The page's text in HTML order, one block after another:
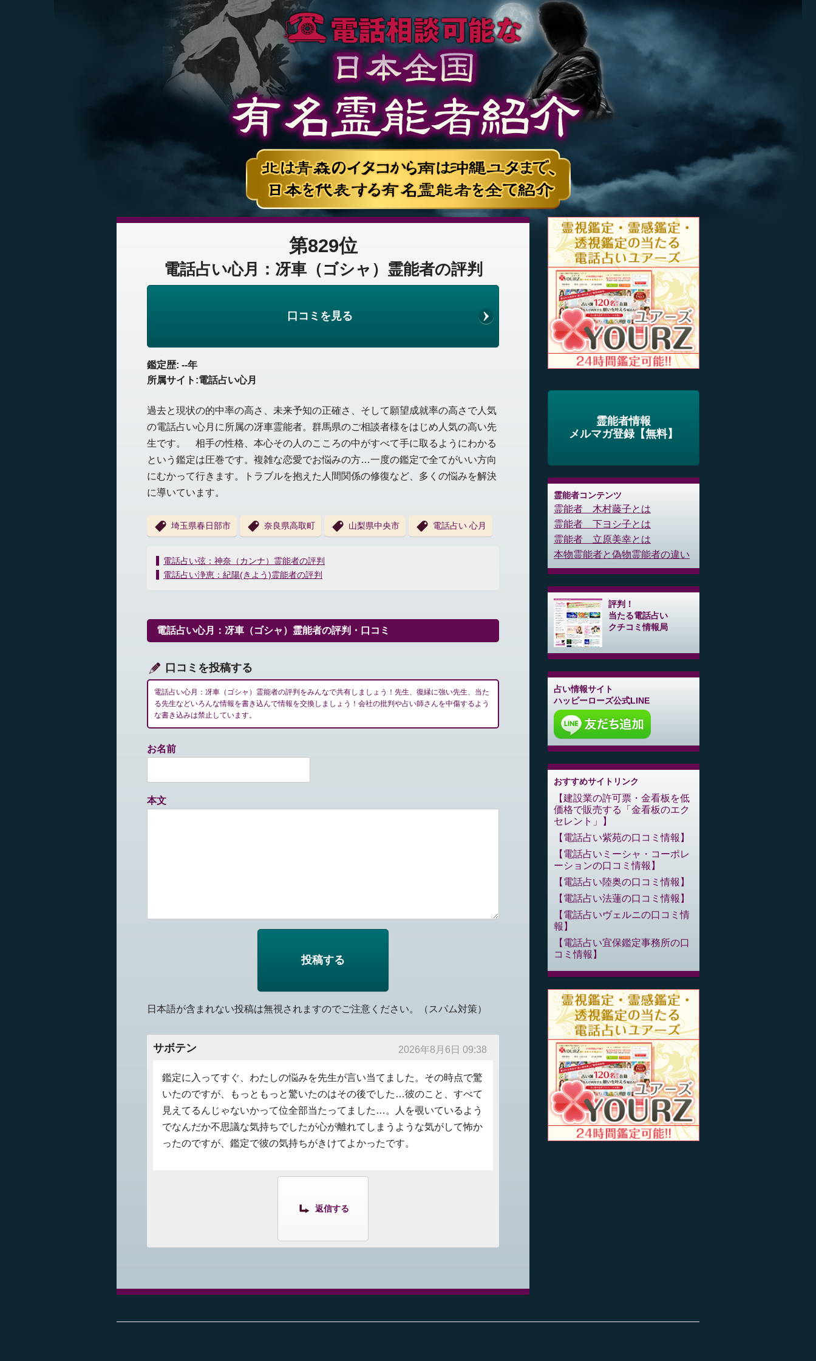
第829位
電話占い心月：冴車（ゴシャ）霊能者の評判
口コミを見る
鑑定歴: --年
所属サイト:電話占い心月
過去と現状の的中率の高さ、未来予知の正確さ、そして願望成就率の高さで人気
の電話占い心月に所属の冴車霊能者。群馬県のご相談者様をはじめ人気の高い先
生です。 相手の性格、本心その人のこころの中がすべて手に取るようにわかる
という鑑定は圧巻です。複雑な恋愛でお悩みの方…一度の鑑定で全てがいい方向
にむかって行きます。トラブルを抱えた人間関係の修復など、多くの悩みを解決
に導いています。
埼玉県春日部市 奈良県高取町 山梨県中央市 電話占い 心月
投
稿
ー
シ
ン
電話占い弦：神奈（カンナ）霊能者の評判
電話占い浄恵：紀陽(きよう)霊能者の評判
電話占い心月：冴車（ゴシャ）霊能者の評判・口コミ
口コミを投稿する
電話占い心月：冴車（ゴシャ）霊能者の評判をみんなで共有しましょう！先生、復縁に強い先生、当た
る先生などいろんな情報を書き込んで情報を交換しましょう！会社の批判や占い師さんを中傷するよう
な書き込みは禁止しています。
お名前
本文
日本語が含まれない投稿は無視されますのでご注意ください。（スパム対策）
サボテン 2026年8月6日 09:38
鑑定に入ってすぐ、わたしの悩みを先生が言い当てました。その時点で驚
いたのですが、もっともっと驚いたのはその後でした…彼のこと、すべて
見えてるんじゃないかって位全部当たってました…。人を覗いているよう
でなんだか不思議な気持ちでしたが心が離れてしまうような気がして怖か
ったのですが、鑑定で彼の気持ちがきけてよかったです。
返信する
霊能者情報
メルマガ登録【無料】
霊能者コンテンツ
霊能者 木村藤子とは
霊能者 下ヨシ子とは
霊能者 立原美幸とは
本物霊能者と偽物霊能者の違い
評判！
当たる電話占い
クチコミ情報局
占い情報サイト
ハッピーローズ公式LINE
おすすめサイトリンク
建設業の許可票・金看板を低
価格で販売する「金看板のエク
セレント」
電話占い紫苑の口コミ情報
電話占いミーシャ・コーポレ
ーションの口コミ情報
電話占い陸奥の口コミ情報
電話占い法蓮の口コミ情報
電話占いヴェルニの口コミ情
報
電話占い宜保鑑定事務所の口
コミ情報